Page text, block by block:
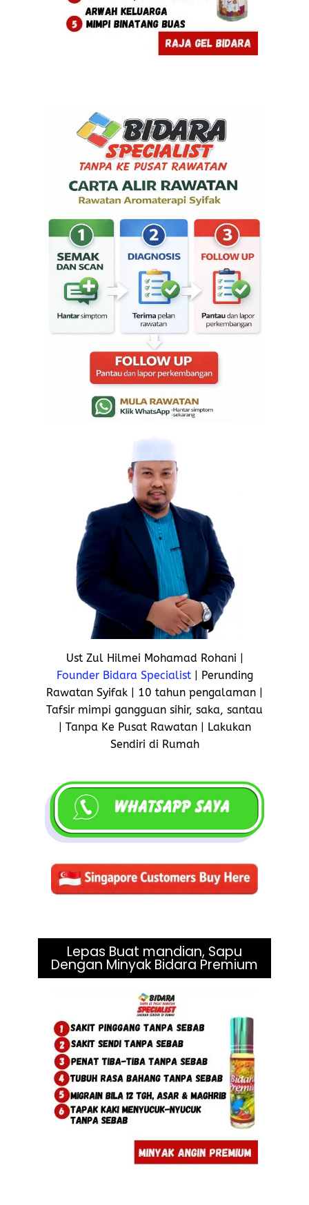
Ust Zul Hilmei Mohamad Rohani |
Founder Bidara Specialist| Perunding
Rawatan Syifak | 10 tahun pengalaman |
Tafsir mimpi gangguan sihir, saka, santau
| Tanpa Ke Pusat Rawatan | Lakukan
Sendiri di Rumah
Lepas Buat mandian, Sapu
Dengan Minyak Bidara Premium